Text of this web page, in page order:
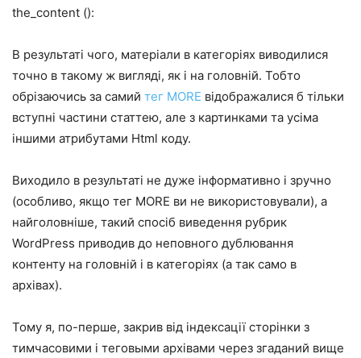
the_content ():
В результаті чого, матеріали в категоріях виводилися
точно в такому ж вигляді, як і на головній. Тобто
обрізаючись за самий тег MORE відображалися б тільки
вступні частини статтею, але з картинками та усіма
іншими атрибутами Html коду.
Виходило в результаті не дуже інформативно і зручно
(особливо, якщо тег MORE ви не використовували), а
найголовніше, такий спосіб виведення рубрик
WordPress приводив до неповного дублювання
контенту на головній і в категоріях (а так само в
архівах).
Тому я, по-перше, закрив від індексації сторінки з
тимчасовими і теговыми архівами через згаданий вище